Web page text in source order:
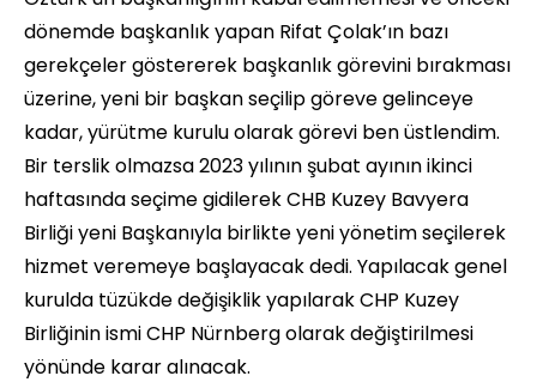
dönemde başkanlık yapan Rifat Çolak’ın bazı
gerekçeler göstererek başkanlık görevini bırakması
üzerine, yeni bir başkan seçilip göreve gelinceye
kadar, yürütme kurulu olarak görevi ben üstlendim.
Bir terslik olmazsa 2023 yılının şubat ayının ikinci
haftasında seçime gidilerek CHB Kuzey Bavyera
Birliği yeni Başkanıyla birlikte yeni yönetim seçilerek
hizmet veremeye başlayacak dedi. Yapılacak genel
kurulda tüzükde değişiklik yapılarak CHP Kuzey
Birliğinin ismi CHP Nürnberg olarak değiştirilmesi
yönünde karar alınacak.